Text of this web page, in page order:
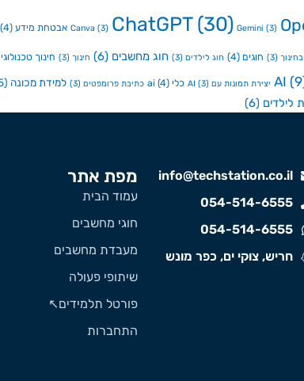
Canva (3) ChatGPT(30) Gemini (3) אבטחת מידע (4)
(3) חוגים (4) חוג לילדים (3) חוג מחשבים (6) חינוך (3) חינוך טכנולוגי
יצירת תמונות עם AI (3) כלי ai (4) כתיבת פרומפטים (3) למידת מכונה (5)
לילדים (6)
info@techstation.co.il
054-514-6555
054-514-6555
חריש, צוקי ים, כפר מונש
מפת אתר
עמוד הבית
חוגי מחשבים
מעבדת מחשבים
שיתופי פעולה
פורטל תלמידים↖️
התחברות